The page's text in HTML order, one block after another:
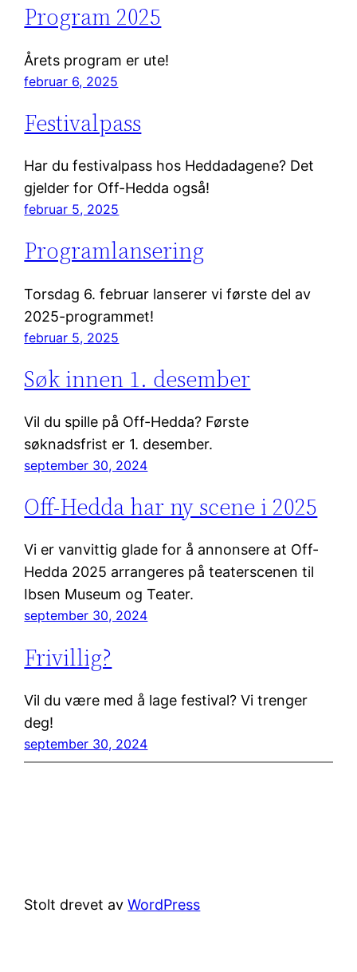
Program 2025
Årets program er ute!
februar 6, 2025
Festivalpass
Har du festivalpass hos Heddadagene? Det
gjelder for Off-Hedda også!
februar 5, 2025
Programlansering
Torsdag 6. februar lanserer vi første del av
2025-programmet!
februar 5, 2025
Søk innen 1. desember
Vil du spille på Off-Hedda? Første
søknadsfrist er 1. desember.
september 30, 2024
Off-Hedda har ny scene i 2025
Vi er vanvittig glade for å annonsere at Off-
Hedda 2025 arrangeres på teaterscenen til
Ibsen Museum og Teater.
september 30, 2024
Frivillig?
Vil du være med å lage festival? Vi trenger
deg!
september 30, 2024
Stolt drevet avWordPress